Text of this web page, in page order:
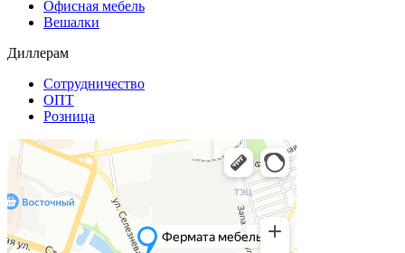
Офисная мебель
Вешалки
Диллерам
Сотрудничество
ОПТ
Розница